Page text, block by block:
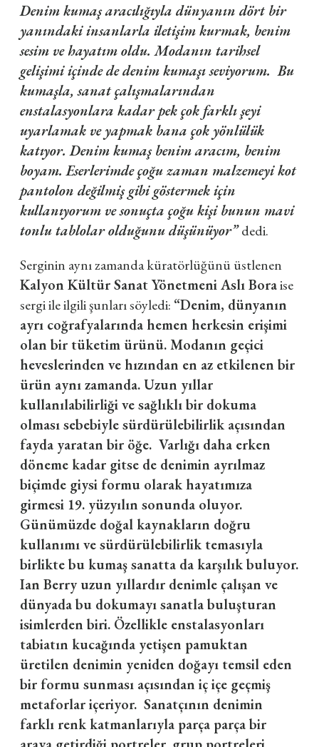
Denim kumaş aracılığıyla dünyanın dört bir
yanındaki insanlarla iletişim kurmak, benim
sesim ve hayatım oldu. Modanın tarihsel
gelişimi içinde de denim kumaşı seviyorum. Bu
kumaşla, sanat çalışmalarından
enstalasyonlara kadar pek çok farklı şeyi
uyarlamak ve yapmak bana çok yönlülük
katıyor. Denim kumaş benim aracım, benim
boyam. Eserlerimde çoğu zaman malzemeyi kot
pantolon değilmiş gibi göstermek için
kullanıyorum ve sonuçta çoğu kişi bunun mavi
tonlu tablolar olduğunu düşünüyor”dedi.
Serginin aynı zamanda küratörlüğünü üstlenen
Kalyon Kültür Sanat Yönetmeni Aslı Boraise
sergi ile ilgili şunları söyledi: “Denim, dünyanın
ayrı coğrafyalarında hemen herkesin erişimi
olan bir tüketim ürünü. Modanın geçici
heveslerinden ve hızından en az etkilenen bir
ürün aynı zamanda. Uzun yıllar
kullanılabilirliği ve sağlıklı bir dokuma
olması sebebiyle sürdürülebilirlik açısından
fayda yaratan bir öğe. Varlığı daha erken
döneme kadar gitse de denimin ayrılmaz
biçimde giysi formu olarak hayatımıza
girmesi 19. yüzyılın sonunda oluyor.
Günümüzde doğal kaynakların doğru
kullanımı ve sürdürülebilirlik temasıyla
birlikte bu kumaş sanatta da karşılık buluyor.
Ian Berry uzun yıllardır denimle çalışan ve
dünyada bu dokumayı sanatla buluşturan
isimlerden biri. Özellikle enstalasyonları
tabiatın kucağında yetişen pamuktan
üretilen denimin yeniden doğayı temsil eden
bir formu sunması açısından iç içe geçmiş
metaforlar içeriyor. Sanatçının denimin
farklı renk katmanlarıyla parça parça bir